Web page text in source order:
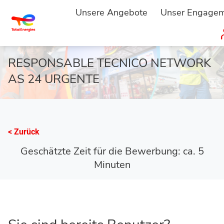
Unsere Angebote Unser
RESPONSABLE TECNICO NETWORK
AS 24 URGENTE
< Zurück
Geschätzte Zeit für die Bewerbung: ca. 5
Minuten